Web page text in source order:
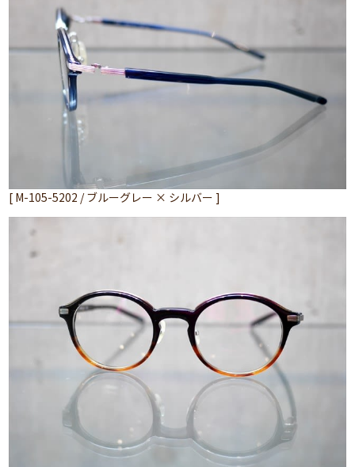
[ M-105-5202 / ブルーグレー × シルバー ]